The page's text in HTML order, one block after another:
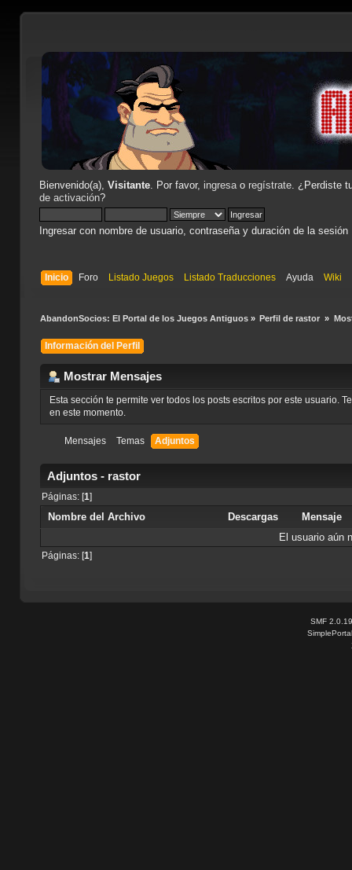
Bienvenido(a), Visitante. Por favor, ingresao regístrate. ¿Perdiste
de activación?
Ingresar con nombre de usuario, contraseña y duración de la sesión
Inicio Foro Listado Juegos Listado Traducciones Ayuda Wiki
AbandonSocios: El Portal de los Juegos Antiguos» Perfil de rastor »
Información del Perfil
Mostrar Mensajes
Esta sección te permite ver todos los posts escritos por este usuario.
en este momento.
Mensajes Temas Adjuntos
Adjuntos - rastor
Páginas: [1]
Nombre del Archivo Descargas
Mensaje
El usuario aún
Páginas: [1]
SMF 2.0.19